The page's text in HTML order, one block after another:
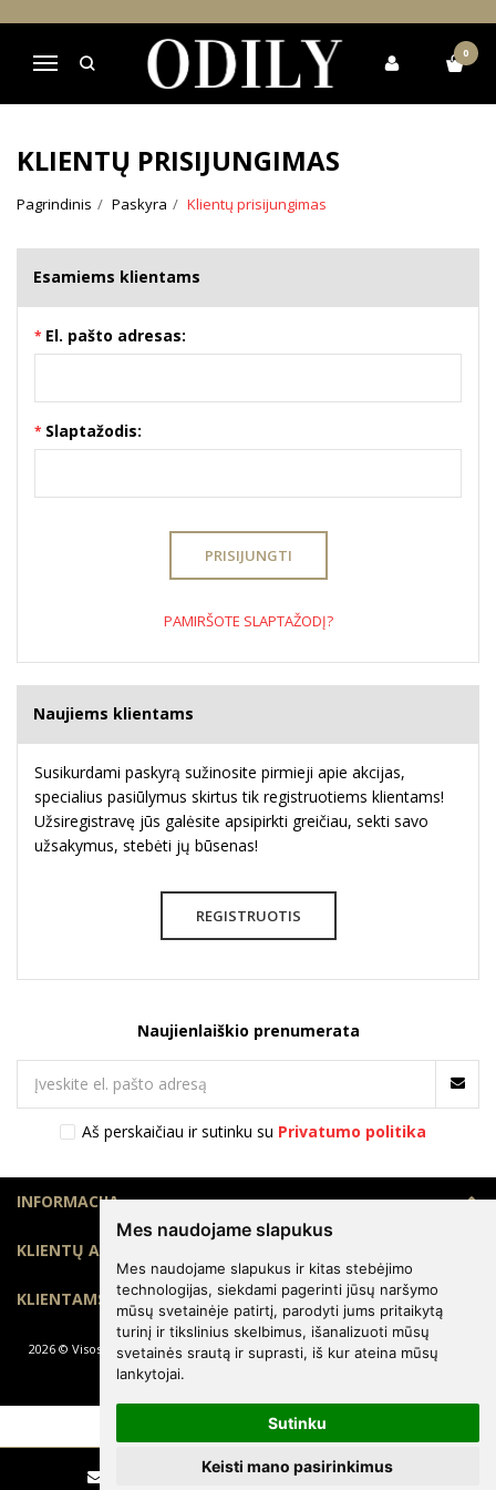
Mes naudojame slapukus
Mes naudojame slapukus ir kitas stebėjimo
technologijas, siekdami pagerinti jūsų naršymo
mūsų svetainėje patirtį, parodyti jums pritaikytą
turinį ir tikslinius skelbimus, išanalizuoti mūsų
svetainės srautą ir suprasti, iš kur ateina mūsų
lankytojai.
Sutinku
Keisti mano pasirinkimus
Navigacija
0
KLIENTŲ PRISIJUNGIMAS
Pagrindinis Paskyra Klientų prisijungimas
Esamiems klientams
El. pašto adresas:
Slaptažodis:
PAMIRŠOTE SLAPTAŽODĮ?
Naujiems klientams
Susikurdami paskyrą sužinosite pirmieji apie akcijas,
specialius pasiūlymus skirtus tik registruotiems klientams!
Užsiregistravę jūs galėsite apsipirkti greičiau, sekti savo
užsakymus, stebėti jų būsenas!
REGISTRUOTIS
Naujienlaiškio prenumerata
Aš perskaičiau ir sutinku su Privatumo politika
INFORMACIJA
KLIENTŲ APTARNAVIMAS
KLIENTAMS
2026 © Visos teisės saugomos. Kopijuoti, platinti svetainės turinį be autorių
sutikimo draudžiama.
Skambinti